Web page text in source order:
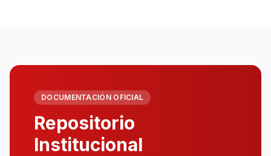
DOCUMENTACIÓN OFICIAL
Repositorio
Institucional